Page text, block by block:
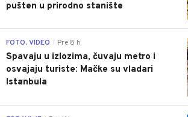
pušten u prirodno stanište
FOTO, VIDEO Pre 8 h
Spavaju u izlozima, čuvaju metro i
osvajaju turiste: Mačke su vladari
Istanbula